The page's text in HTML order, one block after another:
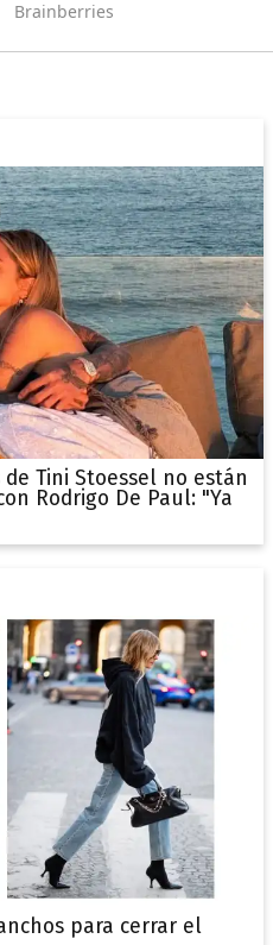
Tini Stoessel no están
Rodrigo De Paul: "Ya
para cerrar el